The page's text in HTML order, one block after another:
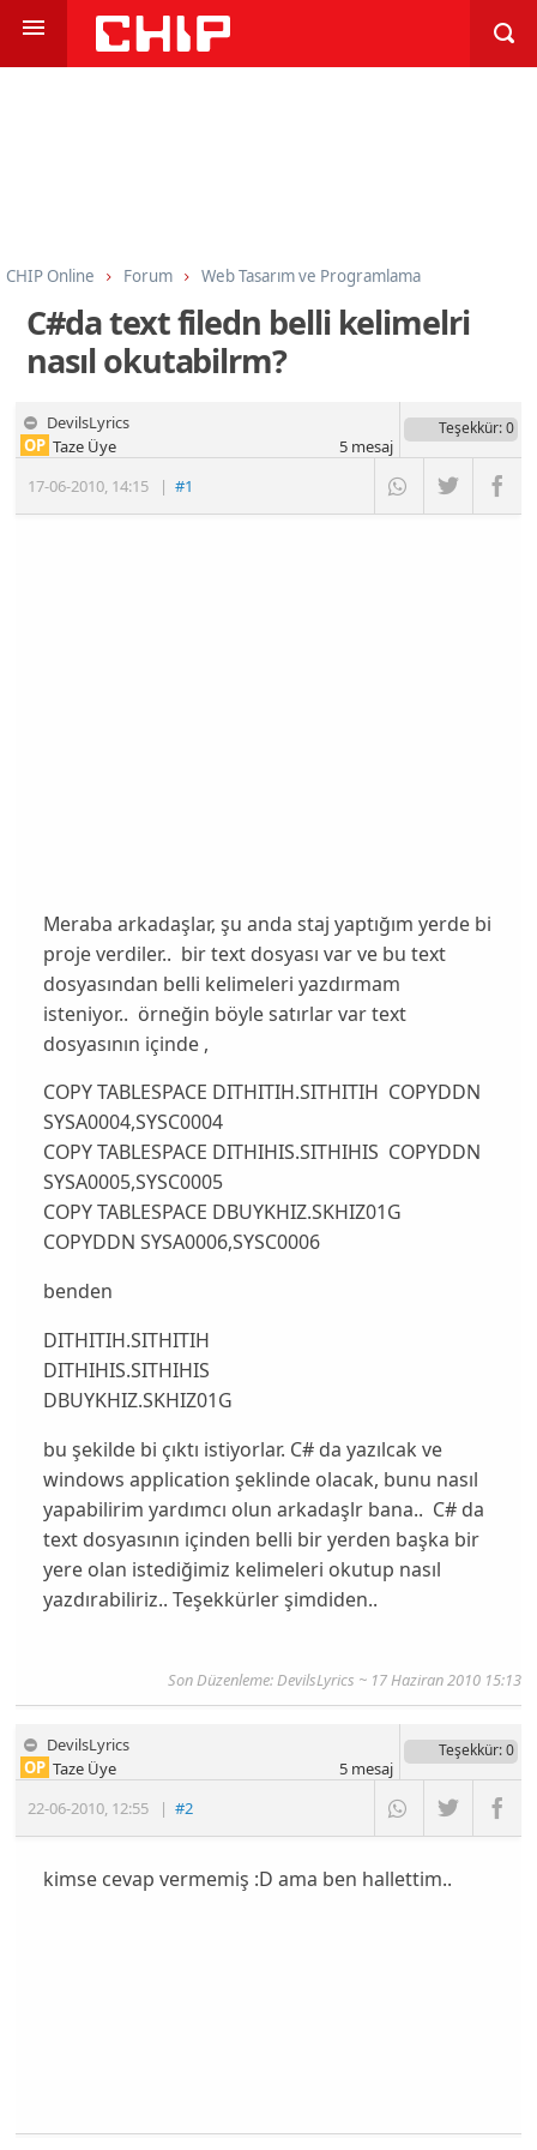
CHIP Online Forum
Web Tasarım ve Programlama
Programlama
C ve C++
C#da text filedn belli kelimelri
nasıl okutabilrm?
DevilsLyrics
17-06-2010, 14:15 |#1
OP Taze Üye
Teşekkür: 0
5mesaj
Meraba arkadaşlar, şu anda staj yaptığım yerde bi
proje verdiler.. bir text dosyası var ve bu text
dosyasından belli kelimeleri yazdırmam
isteniyor.. örneğin böyle satırlar var text
dosyasının içinde ,
COPY TABLESPACE DITHITIH.SITHITIH COPYDDN
SYSA0004,SYSC0004
COPY TABLESPACE DITHIHIS.SITHIHIS COPYDDN
SYSA0005,SYSC0005
COPY TABLESPACE DBUYKHIZ.SKHIZ01G
COPYDDN SYSA0006,SYSC0006
benden
DITHITIH.SITHITIH
DITHIHIS.SITHIHIS
DBUYKHIZ.SKHIZ01G
bu şekilde bi çıktı istiyorlar. C# da yazılcak ve
windows application şeklinde olacak, bunu nasıl
yapabilirim yardımcı olun arkadaşlr bana.. C# da
text dosyasının içinden belli bir yerden başka bir
yere olan istediğimiz kelimeleri okutup nasıl
yazdırabiliriz.. Teşekkürler şimdiden..
Son Düzenleme:DevilsLyrics ~ 17 Haziran 2010 15:13
DevilsLyrics
22-06-2010, 12:55 |#2
OP Taze Üye
Teşekkür: 0
5mesaj
kimse cevap vermemiş :D ama ben hallettim..